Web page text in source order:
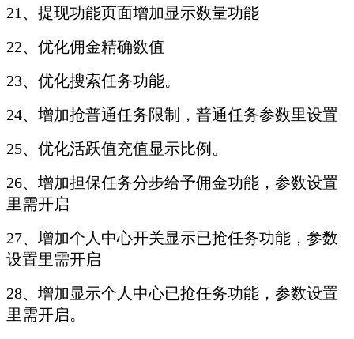
21、提现功能页面增加显示数量功能
22、优化佣金精确数值
23、优化搜索任务功能。
24、增加抢普通任务限制，普通任务参数里设置
25、优化活跃值充值显示比例。
26、增加担保任务分步给予佣金功能，参数设置
里需开启
27、增加个人中心开关显示已抢任务功能，参数
设置里需开启
28、增加显示个人中心已抢任务功能，参数设置
里需开启。